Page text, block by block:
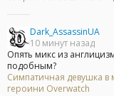
Dark_AssassinUA
10 минут назад
Опять микс из
подобным?
Симпатичная девушка
героини Overwatch